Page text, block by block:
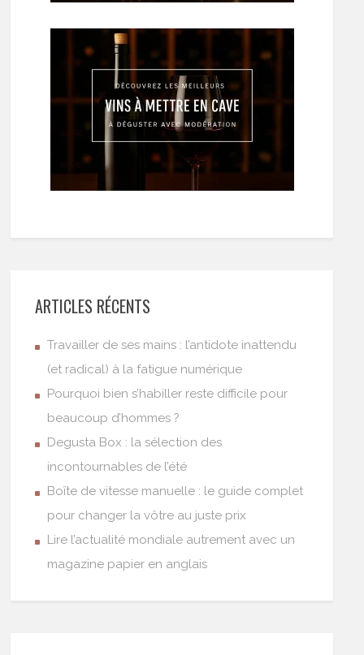
ARTICLES RÉCENTS
Travailler de ses mains : l’antidote inattendu
(et radical) à la fatigue numérique
Pourquoi bien s’habiller reste difficile pour
beaucoup d’hommes ?
Degusta Box : la sélection des
incontournables de l’été
Boîte de vitesse manuelle : le guide complet
pour changer la vôtre au juste prix
Lire l’actualité mondiale autrement avec un
magazine papier en anglais